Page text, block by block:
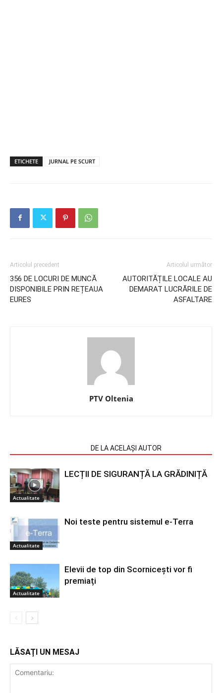
ETICHETE JURNAL PE SCURT
Articolul precedent
356 DE LOCURI DE MUNCĂ
DISPONIBILE PRIN REȚEAUA
EURES
Articolul următor
AUTORITĂȚILE LOCALE AU
DEMARAT LUCRĂRILE DE
ASFALTARE
PTV Oltenia
DE LA ACELAȘI AUTOR
Actualitate
LECȚII DE SIGURANȚĂ LA GRĂDINIȚĂ
Actualitate
Noi teste pentru sistemul e-Terra
Actualitate
Elevii de top din Scornicești vor fi
premiați
LĂSAȚI UN MESAJ